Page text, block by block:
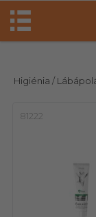
Higiénia /
81222